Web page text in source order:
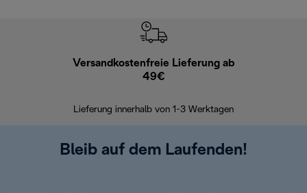
Versandkostenfreie Lieferung ab
49€
Lieferung innerhalb von 1-3 Werktagen
Bleib auf dem Laufenden!